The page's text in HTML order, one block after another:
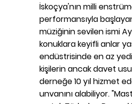
İskoçya'nın milli
performansıyla
müziğinin sevilen ismi
konuklara keyifli anlar
endüstrisinde en az
kişilerin ancak davet
derneğe 10 yıl hizmet
unvanını alabiliyor.